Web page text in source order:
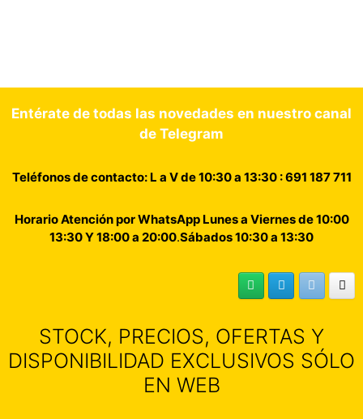
Entérate de todas las novedades en nuestro canal
de Telegram
Teléfonos de contacto: L a V de 10:30 a 13:30 : 691 187 711
Horario Atención por WhatsApp Lunes a Viernes de 10:00
13:30 Y 18:00 a 20:00.Sábados 10:30 a 13:30
STOCK, PRECIOS, OFERTAS Y
DISPONIBILIDAD EXCLUSIVOS SÓLO
EN WEB